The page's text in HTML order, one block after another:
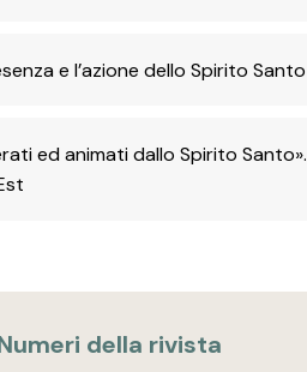
e l’azione dello Spirito
ed animati dallo Spirito
della rivista